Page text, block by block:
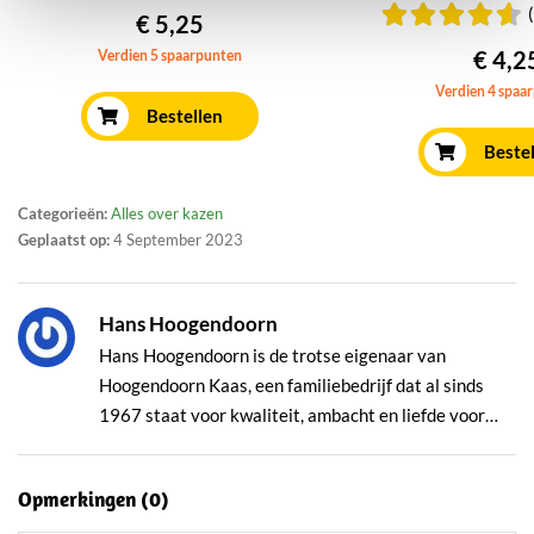
€ 5,25
Verdien 5 spaarpunten
Bestellen
€
Verdien 4
Categorieën:Alles over kazen
Geplaatst op:4 September 2023
Hans Hoogendoorn
Hans Hoogendoorn is de trotse eigenaar van
Hoogendoorn Kaas, een familiebedrijf dat al sinds
1967 staat voor kwaliteit, ambacht en liefde voor
volwaardige kaasspeciaalzaak én succesvolle online
Opmerkingen (0)